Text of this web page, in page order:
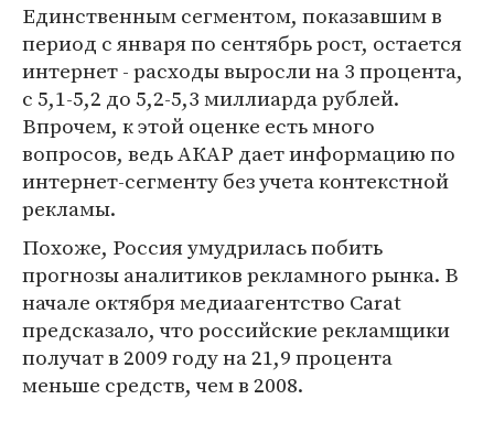
Единственным сегментом, показавшим в
период с января по сентябрь рост, остается
интернет - расходы выросли на 3 процента,
с 5,1-5,2 до 5,2-5,3 миллиарда рублей.
Впрочем, к этой оценке есть много
вопросов, ведь АКАР дает информацию по
интернет-сегменту без учета контекстной
рекламы.
Похоже, Россия умудрилась побить
прогнозы аналитиков рекламного рынка. В
начале октября медиаагентство Carat
предсказало, что российские рекламщики
получат в 2009 году на 21,9 процента
меньше средств, чем в 2008.